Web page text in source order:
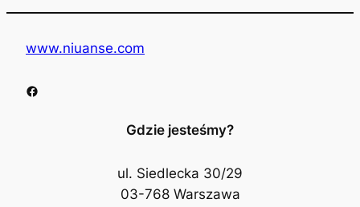
www.niuanse.com
Facebook
Gdzie jesteśmy?
ul. Siedlecka 30/29
03-768 Warszawa